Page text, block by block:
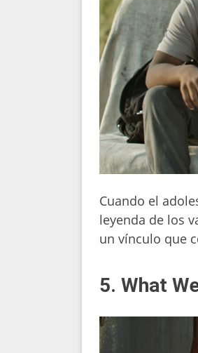
Cuando el
leyenda de los
un vínculo que
5. What